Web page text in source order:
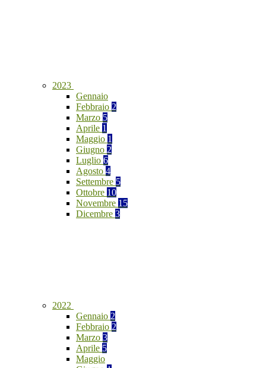
2023
Gennaio
Febbraio 2
Marzo 5
Aprile 1
Maggio 1
Giugno 2
Luglio 6
Agosto 4
Settembre 5
Ottobre 10
Novembre 15
Dicembre 3
2022
Gennaio 2
Febbraio 2
Marzo 3
Aprile 5
Maggio